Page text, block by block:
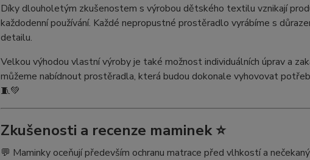
Díky dlouholetým zkušenostem s výrobou dětského textilu vznikají
každodenní používání. Každé nepropustné prostěradlo vyrábíme s
detailu.
Velkou výhodou vlastní výroby je také možnost individuálních úprav a
můžeme nabídnout prostěradla, která budou dokonale vyhovovat
🧵💚
Zkušenosti a recenze maminek ⭐
💬 Maminky oceňují především ochranu matrace před vlhkostí a